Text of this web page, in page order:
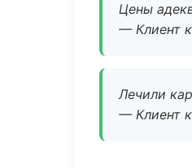
Цены
— Клиент
Лечили
— Клиент